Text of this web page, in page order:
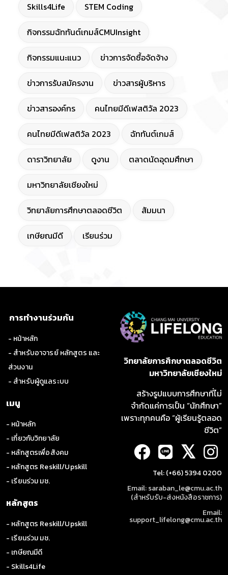
Skills4Life STEM Coding
กิจกรรมฉัททันต์เกมส์CMUInsight
กิจกรรมแนะแนว ข่าวการจัดซื้อจัดจ้าง
ข่าวการรับสมัครงาน ข่าวสารผู้บริหาร
ข่าวสารองค์กร คนไทยมีดีเฟสติวัล 2023
คนไทยมีดีเฟสติวัล 2023 ฉัททันต์เกมส์
ดาราวิทยาลัย ดูงาน ตลาดนัดอุดมศึกษา
มหาวิทยาลัยเชียงใหม่
วิทยาลัยการศึกษาตลอดชีวิต สัมมนา
เกษียณมีดี เรียนร่วม
การทำงานร่วมกัน
- หน้าหลัก
- สำหรับอาจารย์ หลักสูตร และ
ส่วนงาน
- สำหรับผู้ดูแลระบบ
เมนู
- หน้าหลัก
- เกี่ยวกับวิทยาลัย
- หลักสูตรเพื่อสังคม
- หลักสูตร Reskill/Upskill
- เรียนร่วม มช.
หลักสูตร
- หลักสูตร Reskill/Upskill
- เรียนร่วม มช.
- เกษียณมีดี
- Skills4Life
วิทยาลัยการศึกษาตลอดชีวิต
มหาวิทยาลัยเชียงใหม่
สร้างรูปแบบการศึกษาที่ไม่
จำกัดแค่การเป็น “นักศึกษา”
เพราะทุกคนคือ “ผู้เรียนรู้ตลอด
ชีวิต”
𝕏
Tel: (+66) 5394 0200
Email: saraban_le@cmu.ac.th
(สำหรับรับ-ส่งหนังสือราชการ)
Email:
support_lifelong@cmu.ac.th